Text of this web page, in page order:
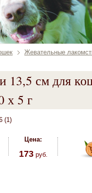
Жевательные
13,5 см для
х 5 г
(1)
Цена:
173руб.